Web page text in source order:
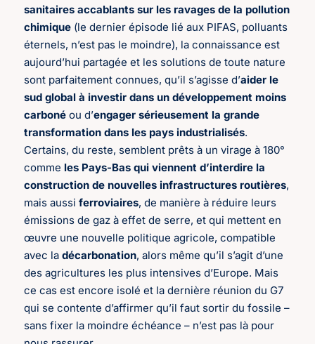
sanitaires accablants sur les ravages de la pollution
chimique (le dernier épisode lié aux PIFAS, polluants
éternels, n’est pas le moindre), la connaissance est
aujourd’hui partagée et les solutions de toute nature
sont parfaitement connues, qu’il s’agisse d’aider le
sud global à investir dans un développement moins
carboné ou d’engager sérieusement la grande
transformation dans les pays industrialisés.
Certains, du reste, semblent prêts à un virage à 180°
comme les Pays-Bas qui viennent d’interdire la
construction de nouvelles infrastructures routières,
mais aussiferroviaires, de manière à réduire leurs
émissions de gaz à effet de serre, et qui mettent en
œuvre une nouvelle politique agricole, compatible
avec ladécarbonation, alors même qu’il s’agit d’une
des agricultures les plus intensives d’Europe. Mais
ce cas est encore isolé et la dernière réunion du G7
qui se contente d’affirmer qu’il faut sortir du fossile –
sans fixer la moindre échéance – n’est pas là pour